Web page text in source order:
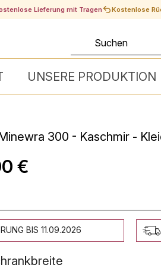
Lieferung mit Tragen Kostenlose
UNSERE PRODUKTION
300 - Kaschmir -
€
BIS 11.09.2026